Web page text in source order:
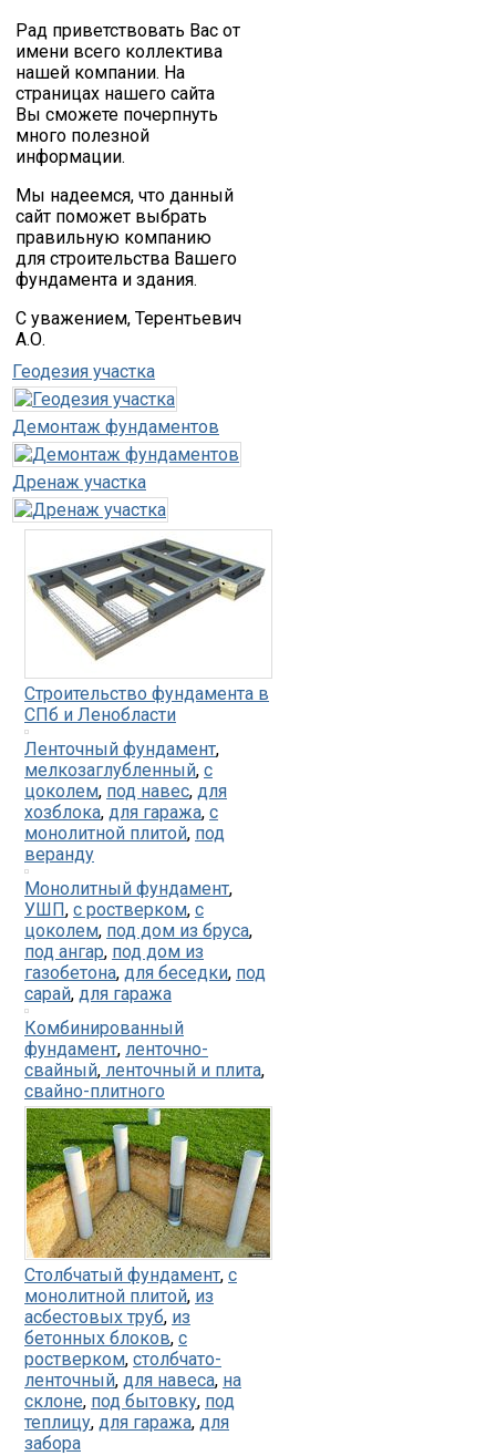
Рад приветствовать Вас от
имени всего коллектива
нашей компании. На
страницах нашего сайта
Вы сможете почерпнуть
много полезной
информации.
Мы надеемся, что данный
сайт поможет выбрать
правильную компанию
для строительства Вашего
фундамента и здания.
С уважением, Терентьевич
А.О.
Геодезия участка
Демонтаж фундаментов
Дренаж участка
Строительство фундамента в
СПб и Ленобласти
Ленточный фундамент,
мелкозаглубленный, с
цоколем, под навес, для
хозблока, для гаража, с
монолитной плитой, под
веранду
Монолитный фундамент,
УШП, с ростверком, с
цоколем, под дом из бруса,
под ангар, под дом из
газобетона, для беседки, под
сарай, для гаража
Комбинированный
фундамент, ленточно-
свайный, ленточный и плита,
свайно-плитного
Столбчатый фундамент, с
монолитной плитой, из
асбестовых труб, из
бетонных блоков, с
ростверком, столбчато-
ленточный, для навеса, на
склоне, под бытовку, под
теплицу, для гаража, для
забора